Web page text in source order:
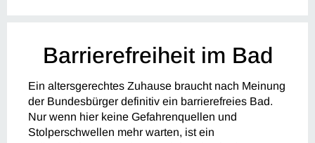
Barrierefreiheit im Bad
Ein altersgerechtes Zuhause braucht nach Meinung
der Bundesbürger definitiv ein barrierefreies Bad.
Nur wenn hier keine Gefahrenquellen und
Stolperschwellen mehr warten, ist ein